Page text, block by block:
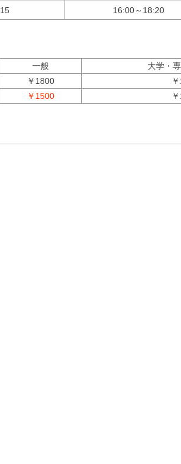
16:00～18:20
一般 大学・
￥1800
￥1500